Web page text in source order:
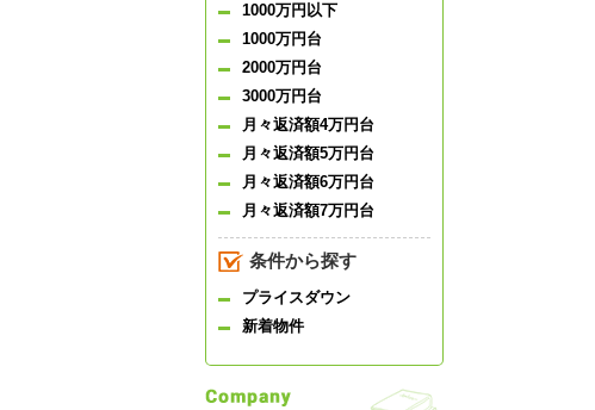
1000万円以下
1000万円台
2000万円台
3000万円台
月々返済額4万円台
月々返済額5万円台
月々返済額6万円台
月々返済額7万円台
条件から探す
プライスダウン
新着物件